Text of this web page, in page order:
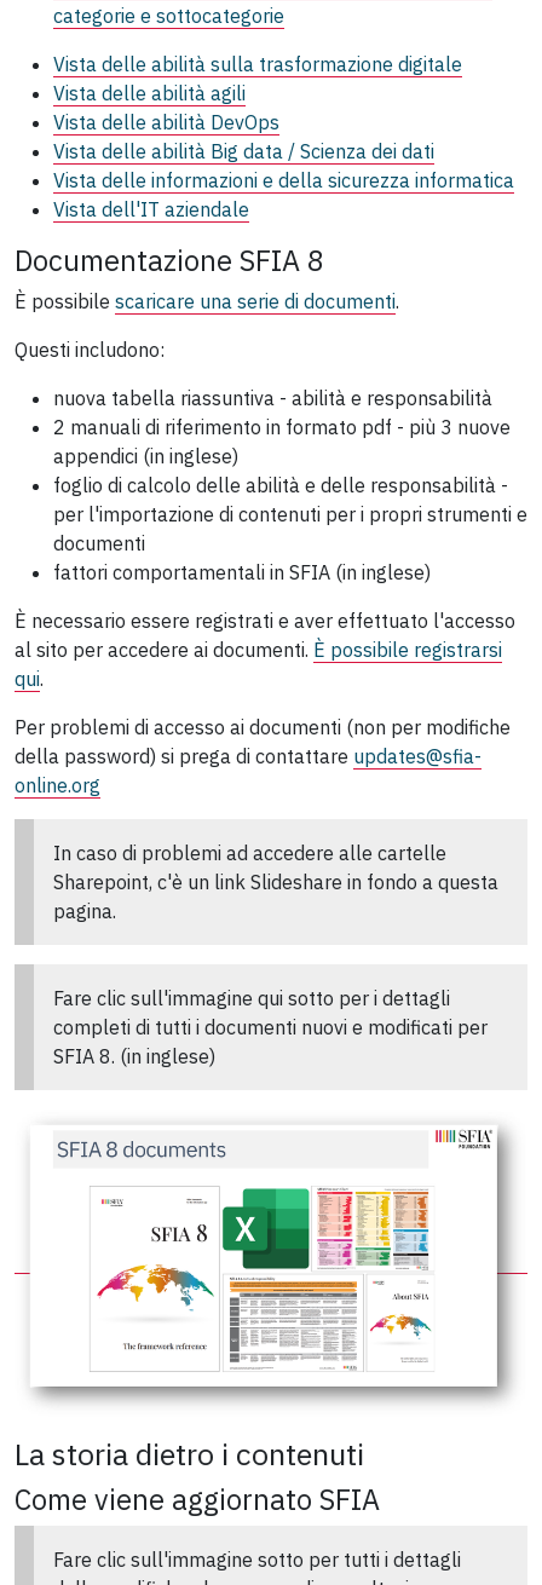
categorie e sottocategorie
Vista delle abilità sulla trasformazione digitale
Vista delle abilità agili
Vista delle abilità DevOps
Vista delle abilità Big data / Scienza dei dati
Vista delle informazioni e della sicurezza informatica
Vista dell'IT aziendale
Documentazione SFIA 8
È possibile scaricare una serie di documenti.
Questi includono:
nuova tabella riassuntiva - abilità e responsabilità
2 manuali di riferimento in formato pdf - più 3 nuove
appendici (in inglese)
foglio di calcolo delle abilità e delle responsabilità -
per l'importazione di contenuti per i propri strumenti e
documenti
fattori comportamentali in SFIA (in inglese)
È necessario essere registrati e aver effettuato l'accesso
al sito per accedere ai documenti. È possibile registrarsi
qui.
Per problemi di accesso ai documenti (non per modifiche
della password) si prega di contattare updates@sfia-
online.org
In caso di problemi ad accedere alle cartelle
Sharepoint, c'è un link Slideshare in fondo a questa
pagina.
Fare clic sull'immagine qui sotto per i dettagli
completi di tutti i documenti nuovi e modificati per
SFIA 8. (in inglese)
La storia dietro i contenuti
Come viene aggiornato SFIA
Fare clic sull'immagine sotto per tutti i dettagli